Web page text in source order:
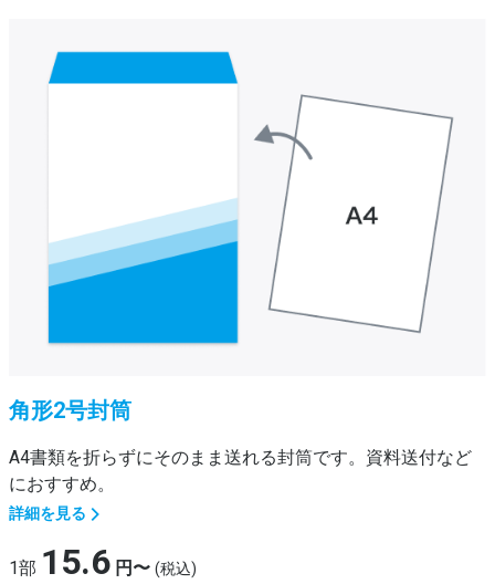
角形2号封筒
A4書類を折らずにそのまま送れる封筒です。資料送付など
におすすめ。
詳細を見る
1部 15.6 円〜 (税込)